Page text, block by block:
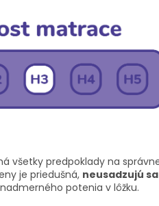
všetky predpoklady na
je priedušná, neusadzujú
potenia v lôžku.